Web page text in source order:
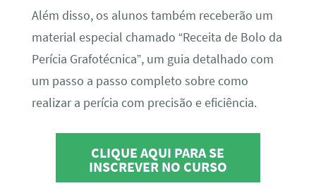
Além disso, os alunos também receberão um
material especial chamado “Receita de Bolo da
Perícia Grafotécnica”, um guia detalhado com
um passo a passo completo sobre como
realizar a perícia com precisão e eficiência.
CLIQUE AQUI PARA SE
INSCREVER NO CURSO